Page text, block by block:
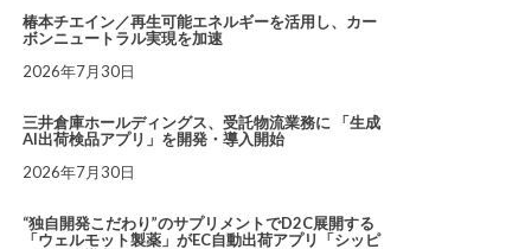
椿本チエイン／再生可能エネルギーを活用し、カー
ボンニュートラル実現を加速
2026年7月30日
三井倉庫ホールディングス、受託物流業務に 「生成
AI出荷検品アプリ」を開発・導入開始
2026年7月30日
“独自開発こだわり”のサプリメントでD2C展開する
「ウェルモット製薬」がEC自動出荷アプリ「シッピ